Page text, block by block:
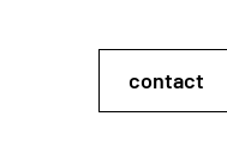
contact